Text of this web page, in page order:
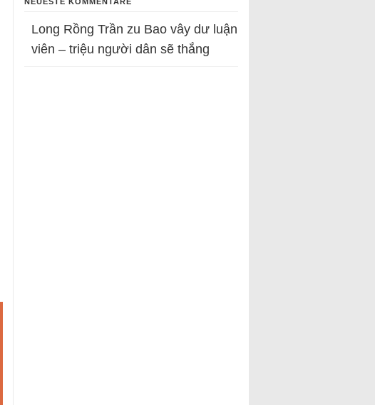
Long Rồng Trần zu Bao vây dư luận
viên – triệu người dân sẽ thắng